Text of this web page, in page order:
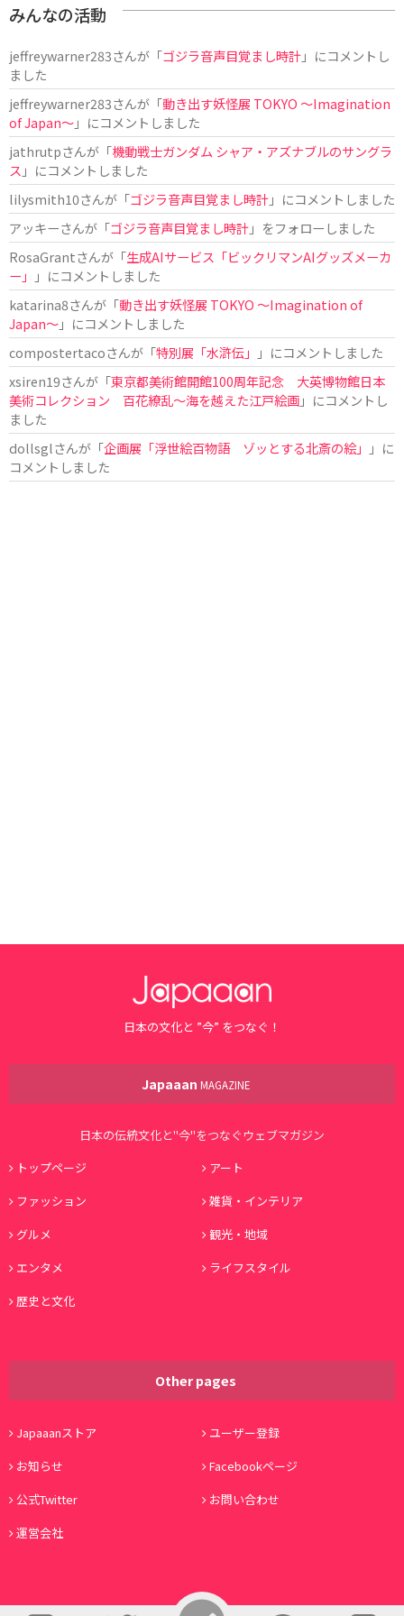
みんなの活動
jeffreywarner283さんが「ゴジラ音声目覚まし時計」にコメントし
ました
jeffreywarner283さんが「動き出す妖怪展 TOKYO 〜Imagination
of Japan〜」にコメントしました
jathrutpさんが「機動戦士ガンダム シャア・アズナブルのサングラ
ス 」にコメントしました
lilysmith10さんが「ゴジラ音声目覚まし時計」にコメントしました
アッキーさんが「ゴジラ音声目覚まし時計」をフォローしました
RosaGrantさんが「生成AIサービス「ビックリマンAIグッズメーカ
ー」
」にコメントしました
katarina8さんが「動き出す妖怪展 TOKYO 〜Imagination of
Japan〜」にコメントしました
compostertacoさんが「特別展「水滸伝」
」にコメントしました
xsiren19さんが「東京都美術館開館100周年記念 大英博物館日本
美術コレクション 百花繚乱～海を越えた江戸絵画」にコメントし
ました
dollsglさんが「企画展「浮世絵百物語 ゾッとする北斎の絵」
」に
コメントしました
日本の文化と ”今” をつなぐ！
Japaaan MAGAZINE
日本の伝統文化と"今"をつなぐウェブマガジン
トップページ
アート
ファッション
雑貨・インテリア
グルメ
観光・地域
エンタメ
ライフスタイル
歴史と文化
Other pages
Japaaanストア
ユーザー登録
お知らせ
Facebookページ
公式Twitter
お問い合わせ
運営会社